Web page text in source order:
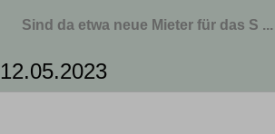
Sind da etwa neue Mieter für das S ...
12.05.2023